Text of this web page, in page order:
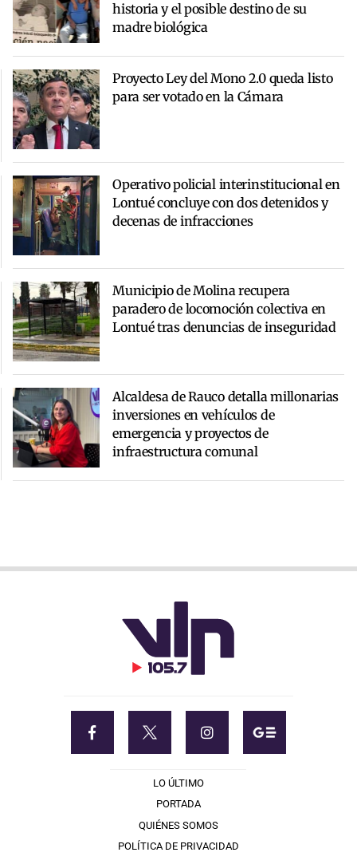
historia y el posible destino de su
madre biológica
Proyecto Ley del Mono 2.0 queda listo
para ser votado en la Cámara
Operativo policial interinstitucional en
Lontué concluye con dos detenidos y
decenas de infracciones
Municipio de Molina recupera
paradero de locomoción colectiva en
Lontué tras denuncias de inseguridad
Alcaldesa de Rauco detalla millonarias
inversiones en vehículos de
emergencia y proyectos de
infraestructura comunal
LO ÚLTIMO
PORTADA
QUIÉNES SOMOS
POLÍTICA DE PRIVACIDAD